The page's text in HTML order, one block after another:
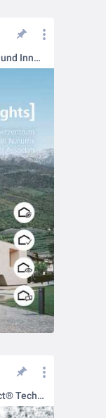
☯️ Materialkontinuität im Außen- und Innenraum
🪷 Fassadenfarbe mit Lotus-Effect® Technology